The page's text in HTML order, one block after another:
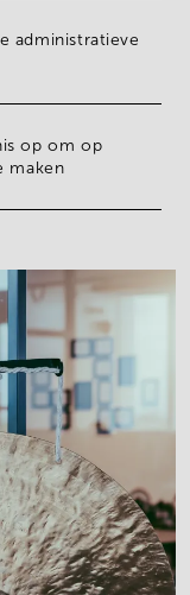
administratieve
op om op
maken